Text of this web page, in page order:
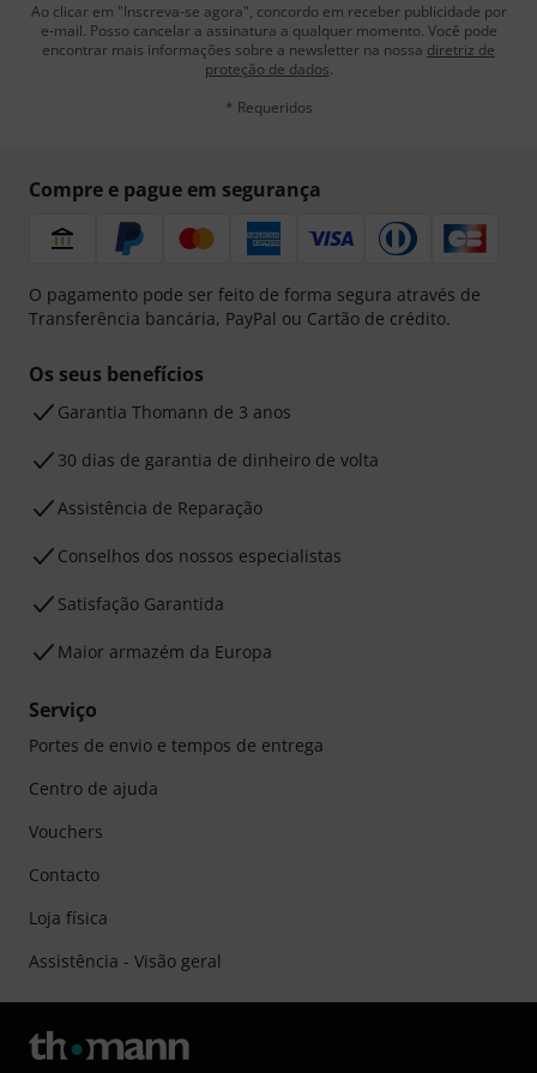
Ao clicar em "Inscreva-se agora", concordo em receber publicidade por
e-mail. Posso cancelar a assinatura a qualquer momento. Você pode
encontrar mais informações sobre a newsletter na nossa diretriz de
proteção de dados.
* Requeridos
Compre e pague em segurança
O pagamento pode ser feito de forma segura através de
Transferência bancária, PayPal ou Cartão de crédito.
Os seus benefícios
Garantia Thomann de 3 anos
30 dias de garantia de dinheiro de volta
Assistência de Reparação
Conselhos dos nossos especialistas
Satisfação Garantida
Maior armazém da Europa
Serviço
Portes de envio e tempos de entrega
Centro de ajuda
Vouchers
Contacto
Loja física
Assistência - Visão geral